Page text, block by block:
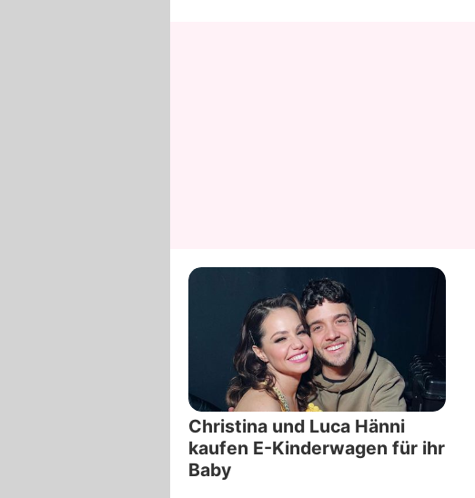
Christina und Luca Hänni
kaufen E-Kinderwagen für ihr
Baby